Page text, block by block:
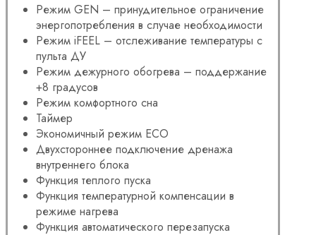
Режим GEN – принудительное ограничение
энергопотребления в случае необходимости
Режим iFEEL – отслеживание температуры с
пульта ДУ
Режим дежурного обогрева – поддержание
+8 градусов
Режим комфортного сна
Таймер
Экономичный режим ECO
Двухстороннее подключение дренажа
внутреннего блока
Функция теплого пуска
Функция температурной компенсации в
режиме нагрева
Функция автоматического перезапуска